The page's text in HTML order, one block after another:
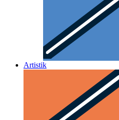
Artistik